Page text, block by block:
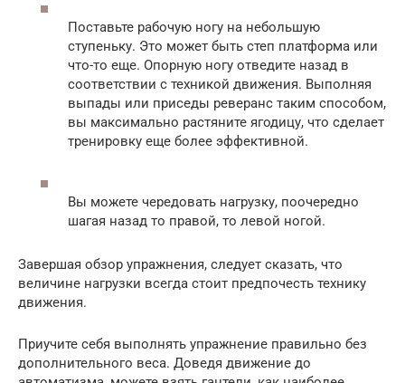
Поставьте рабочую ногу на небольшую
ступеньку. Это может быть степ платформа или
что-то еще. Опорную ногу отведите назад в
соответствии с техникой движения. Выполняя
выпады или приседы реверанс таким способом,
вы максимально растяните ягодицу, что сделает
тренировку еще более эффективной.
Вы можете чередовать нагрузку, поочередно
шагая назад то правой, то левой ногой.
Завершая обзор упражнения, следует сказать, что
величине нагрузки всегда стоит предпочесть технику
движения.
Приучите себя выполнять упражнение правильно без
дополнительного веса. Доведя движение до